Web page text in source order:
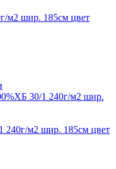
м2 шир. 185см цвет
240г/м2 шир. 185см цвет